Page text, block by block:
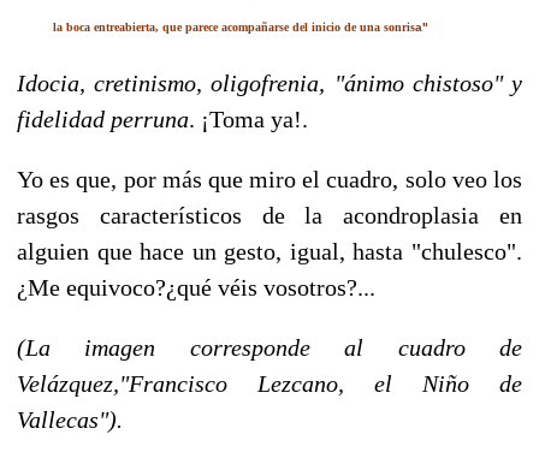
la boca entreabierta, que parece acompañarse del inicio de una sonrisa"
Idocia, cretinismo, oligofrenia, "ánimo chistoso" y
fidelidad perruna. ¡Toma ya!.
Yo es que, por más que miro el cuadro, solo veo los
rasgos característicos de la acondroplasia en
alguien que hace un gesto, igual, hasta "chulesco".
¿Me equivoco?¿qué véis vosotros?...
(La imagen corresponde al cuadro de
Velázquez,"Francisco Lezcano, el Niño de
Vallecas").